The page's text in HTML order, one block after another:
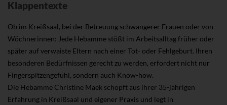
Klappentexte
Ob im Kreißsaal, bei der Betreuung schwangerer Frauen oder von
Wöchnerinnen: Jede Hebamme stößt im Arbeitsalltag früher oder
später auf verwaiste Eltern nach einer Tot- oder Fehlgeburt. Ihren
besonderen Bedürfnissen gerecht zu werden, erfordert nicht nur
Fingerspitzengefühl, sondern auch Know-how.
Die Hebamme Christine Maek schöpft aus ihrer 35-jährigen
Erfahrung in Kreißsaal und eigener Praxis und legt in